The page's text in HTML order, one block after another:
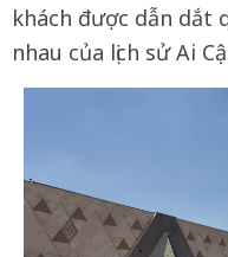
khách được dẫn dắt
nhau của lịch sử Ai